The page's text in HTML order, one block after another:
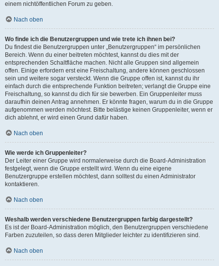
einem nichtöffentlichen Forum zu geben.
Nach oben
Wo finde ich die Benutzergruppen und wie trete ich ihnen bei?
Du findest die Benutzergruppen unter „Benutzergruppen“ im persönlichen
Bereich. Wenn du einer beitreten möchtest, kannst du dies mit der
entsprechenden Schaltfläche machen. Nicht alle Gruppen sind allgemein
offen. Einige erfordern erst eine Freischaltung, andere können geschlossen
sein und weitere sogar versteckt. Wenn die Gruppe offen ist, kannst du ihr
einfach durch die entsprechende Funktion beitreten; verlangt die Gruppe eine
Freischaltung, so kannst du dich für sie bewerben. Ein Gruppenleiter muss
daraufhin deinen Antrag annehmen. Er könnte fragen, warum du in die Gruppe
aufgenommen werden möchtest. Bitte belästige keinen Gruppenleiter, wenn er
dich ablehnt, er wird einen Grund dafür haben.
Nach oben
Wie werde ich Gruppenleiter?
Der Leiter einer Gruppe wird normalerweise durch die Board-Administration
festgelegt, wenn die Gruppe erstellt wird. Wenn du eine eigene
Benutzergruppe erstellen möchtest, dann solltest du einen Administrator
kontaktieren.
Nach oben
Weshalb werden verschiedene Benutzergruppen farbig dargestellt?
Es ist der Board-Administration möglich, den Benutzergruppen verschiedene
Farben zuzuteilen, so dass deren Mitglieder leichter zu identifizieren sind.
Nach oben